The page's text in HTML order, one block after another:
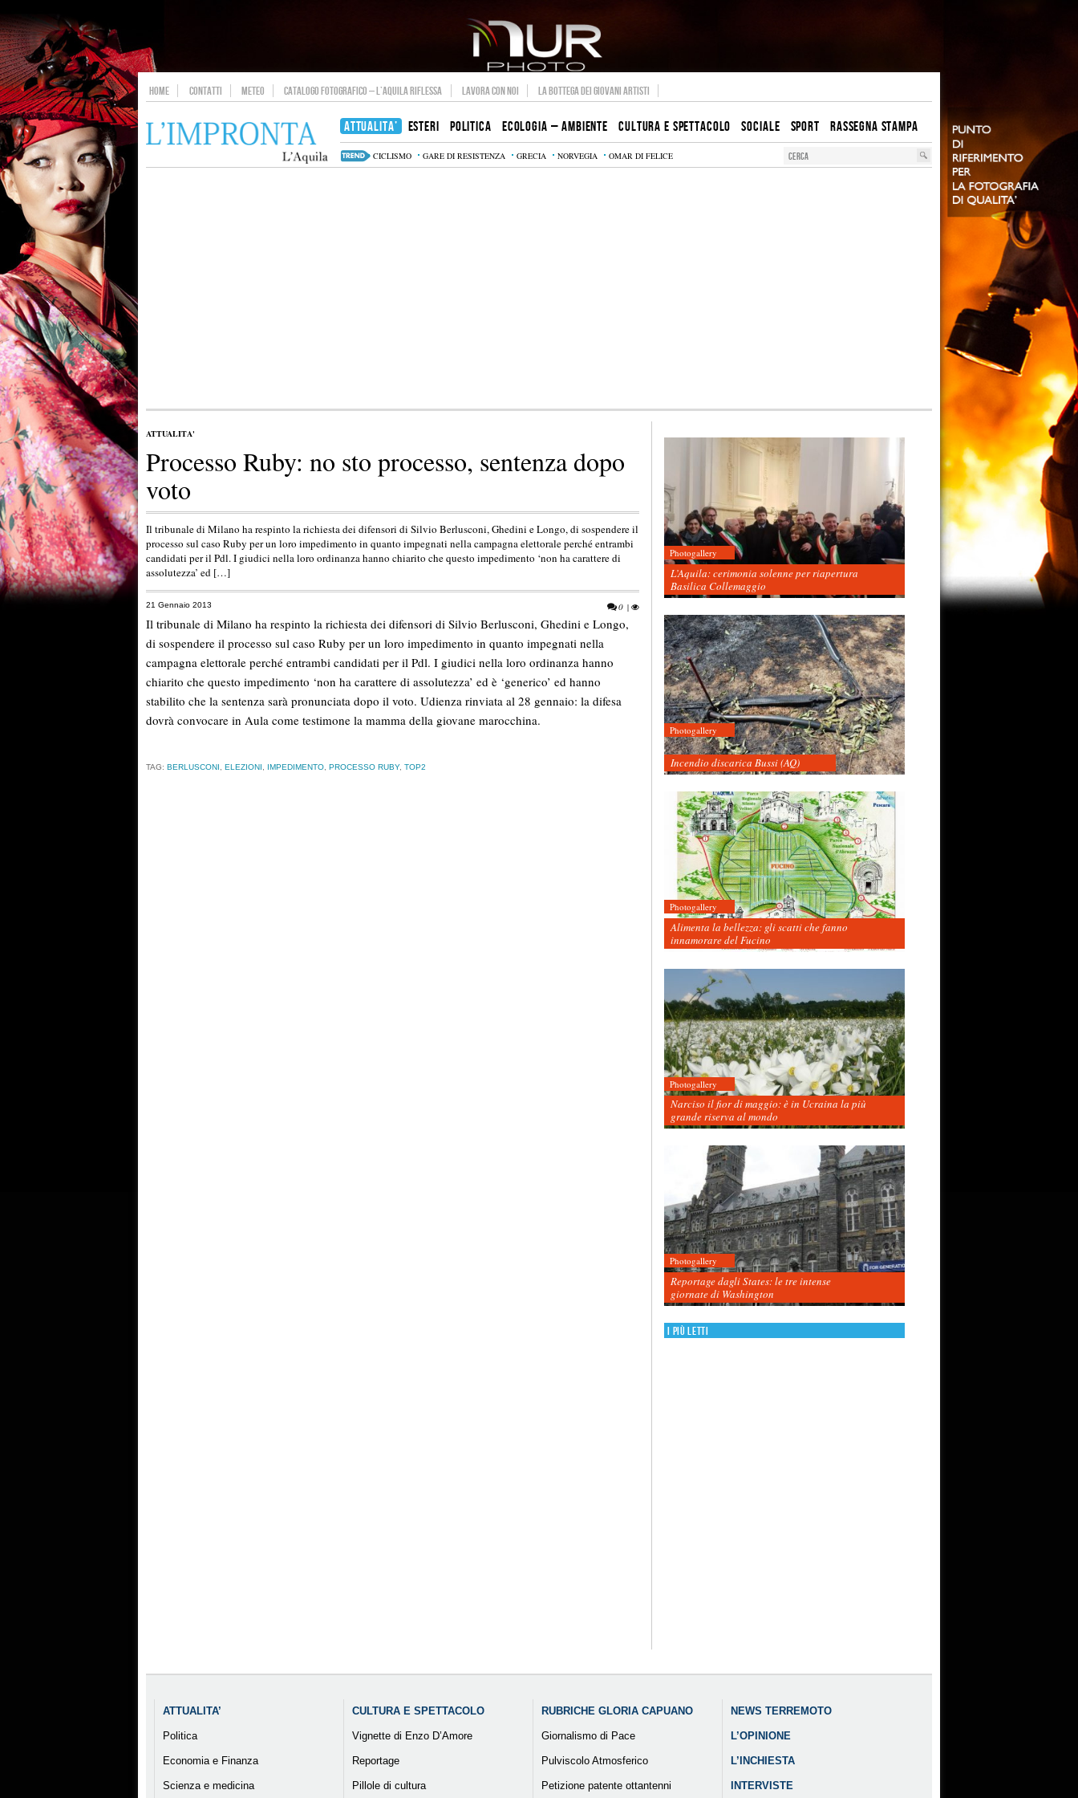
HOME CONTATTI METEO CATALOGO FOTOGRAFICO – L’AQUILA RIFLESSA LAVORA CON NOI LA BOTTEGA DEI GIOVANI ARTISTI
ATTUALITA’ ESTERI POLITICA ECOLOGIA – AMBIENTE CULTURA E SPETTACOLO SOCIALE SPORT RASSEGNA STAMPA
CICLISMO GARE DI RESISTENZA GRECIA NORVEGIA OMAR DI FELICE
ATTUALITA'
Processo Ruby: no sto processo, sentenza dopo
voto
Il tribunale di Milano ha respinto la richiesta dei difensori di Silvio Berlusconi, Ghedini e Longo, di sospendere il
processo sul caso Ruby per un loro impedimento in quanto impegnati nella campagna elettorale perché entrambi
candidati per il Pdl. I giudici nella loro ordinanza hanno chiarito che questo impedimento ‘non ha carattere di
assolutezza’ ed […]
21 Gennaio 2013 0 |
Il tribunale di Milano ha respinto la richiesta dei difensori di Silvio Berlusconi, Ghedini e Longo,
di sospendere il processo sul caso Ruby per un loro impedimento in quanto impegnati nella
campagna elettorale perché entrambi candidati per il Pdl. I giudici nella loro ordinanza hanno
chiarito che questo impedimento ‘non ha carattere di assolutezza’ ed è ‘generico’ ed hanno
stabilito che la sentenza sarà pronunciata dopo il voto. Udienza rinviata al 28 gennaio: la difesa
dovrà convocare in Aula come testimone la mamma della giovane marocchina.
TAG: BERLUSCONI ELEZIONI IMPEDIMENTO PROCESSO RUBY, TOP2
Photogallery
L’Aquila: cerimonia solenne per riapertura
Basilica Collemaggio
Photogallery
Incendio discarica Bussi (AQ)
Photogallery
Alimenta la bellezza: gli scatti che fanno
innamorare del Fucino
Photogallery
Narciso il fior di maggio: è in Ucraina la più
grande riserva al mondo
Photogallery
Reportage dagli States: le tre intense
giornate di Washington
I più letti
ATTUALITA’
Politica
Economia e Finanza
Scienza e medicina
CULTURA E SPETTACOLO
Vignette di Enzo D’Amore
Reportage
Pillole di cultura
RUBRICHE GLORIA CAPUANO
Giornalismo di Pace
Pulviscolo Atmosferico
Petizione patente ottantenni
NEWS TERREMOTO
L’OPINIONE
L’INCHIESTA
INTERVISTE